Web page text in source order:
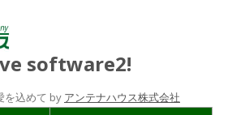
software2!
を込めて by アンテナハウス株式会社